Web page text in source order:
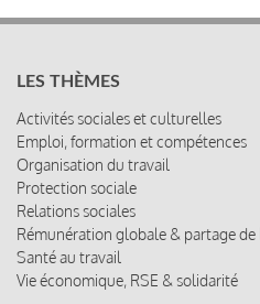
LES THÈMES
Activités sociales et culturelles
Emploi, formation et compétences
Organisation du travail
Protection sociale
Relations sociales
Rémunération globale & partage
Santé au travail
Vie économique, RSE & solidarité